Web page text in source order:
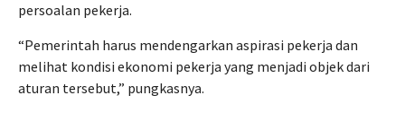
persoalan pekerja.
“Pemerintah harus mendengarkan aspirasi pekerja dan
melihat kondisi ekonomi pekerja yang menjadi objek dari
aturan tersebut,” pungkasnya.